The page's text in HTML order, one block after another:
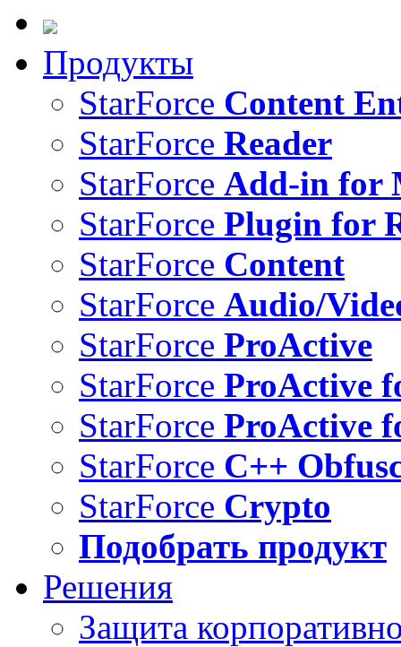
Продукты
StarForce Content
StarForce Reader
StarForce Add-in for
StarForce Plugin for
StarForce Content
StarForce Audio/
StarForce ProActive
StarForce ProActive
StarForce ProActive
StarForce C++
StarForce Crypto
Подобрать продукт
Решения
Защита